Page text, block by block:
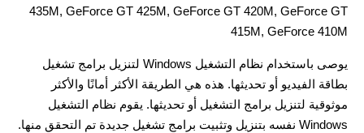
435M, GeForce GT 425M, GeForce GT 420M, GeForce GT
415M, GeForce 410M
يوصى باستخدام نظام التشغيل Windows لتنزيل برامج تشغيل
بطاقة الفيديو أو تحديثها. هذه هي الطريقة الأكثر أمانًا والأكثر
موثوقية لتنزيل برامج التشغيل أو تحديثها. يقوم نظام التشغيل
Windows نفسه بتنزيل وتثبيت برامج تشغيل جديدة تم التحقق منها.